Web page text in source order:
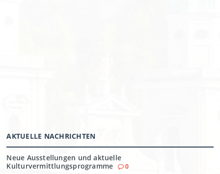
AKTUELLE NACHRICHTEN
Neue Ausstellungen und aktuelle
Kulturvermittlungsprogramme
0